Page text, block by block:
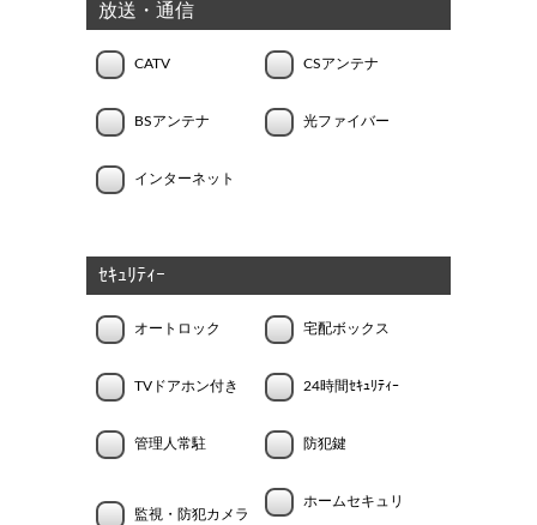
放送・通信
CATV CSアンテナ
BSアンテナ 光ファイバー
インターネット
ｾｷｭﾘﾃｨｰ
オートロック 宅配ボックス
TVドアホン付き 24時間ｾｷｭﾘﾃｨｰ
管理人常駐 防犯鍵
監視・防犯カメラ
ホームセキュリ